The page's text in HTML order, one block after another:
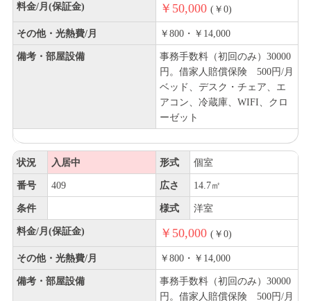
料金/月(保証金) ￥50,000 (￥0)
その他・光熱費/月 ￥800・￥14,000
備考・部屋設備
事務手数料（初回のみ）30000
円。借家人賠償保険 500円/月
ベッド、デスク・チェア、エ
アコン、冷蔵庫、WIFI、クロ
ーゼット
状況 入居中 形式 個室
番号 409 広さ 14.7㎡
条件 様式 洋室
料金/月(保証金) ￥50,000 (￥0)
その他・光熱費/月 ￥800・￥14,000
備考・部屋設備
事務手数料（初回のみ）30000
円。借家人賠償保険 500円/月